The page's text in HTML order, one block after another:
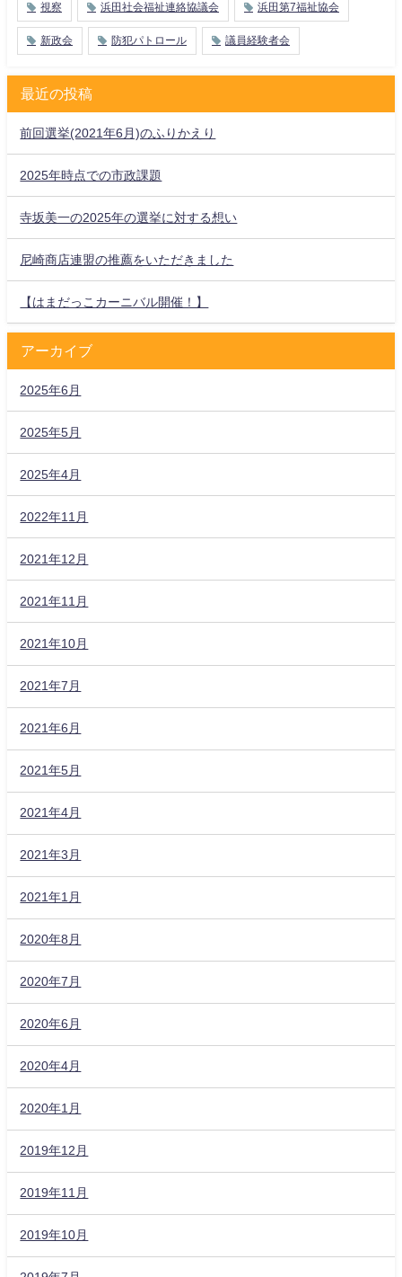
視察 浜田社会福祉連絡協議会 浜田第7福祉協会
新政会 防犯パトロール 議員経験者会
最近の投稿
前回選挙(2021年6月)のふりかえり
2025年時点での市政課題
寺坂美一の2025年の選挙に対する想い
尼崎商店連盟の推薦をいただきました
【はまだっこカーニバル開催！】
アーカイブ
2025年6月
2025年5月
2025年4月
2022年11月
2021年12月
2021年11月
2021年10月
2021年7月
2021年6月
2021年5月
2021年4月
2021年3月
2021年1月
2020年8月
2020年7月
2020年6月
2020年4月
2020年1月
2019年12月
2019年11月
2019年10月